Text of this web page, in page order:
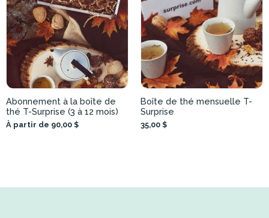
Abonnement à la boîte de
thé T-Surprise (3 à 12 mois)
À partir de 90,00 $
Boîte de thé mensuelle T-
Surprise
35,00 $